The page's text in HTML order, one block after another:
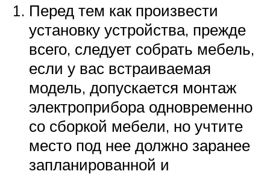
Перед тем как произвести
установку устройства, прежде
всего, следует собрать мебель,
если у вас встраиваемая
модель, допускается монтаж
электроприбора одновременно
со сборкой мебели, но учтите
место под нее должно заранее
запланированной и